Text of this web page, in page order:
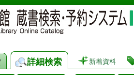
詳細検索 新着資料